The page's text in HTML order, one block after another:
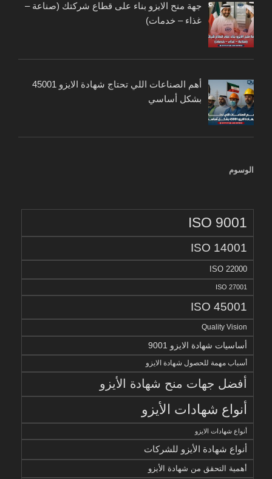
جهة منح الايزو بناء على قطاع شركتك (صناعة –
غذاء – خدمات)
أهم الصناعات اللي تحتاج شهادة الايزو 45001
بشكل أساسي
الوسوم
ISO 9001
ISO 14001
ISO 22000
ISO 27001
ISO 45001
Quality Vision
أساسيات شهادة الايزو 9001
أسباب مهمة للحصول شهادة الايزو
أفضل جهات منح شهادة الأيزو
أنواع شهادات الأيزو
أنواع شهادات الايزو
أنواع شهادة الأيزو للشركات
أهمية التحقق من شهادة الأيزو